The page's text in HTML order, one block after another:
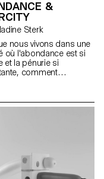
&
Nadine Sterk
nous vivons dans une
où l'abondance est si
et la pénurie si
comment
nous nous tourner
encore, comment
nous vivre plus
avec la